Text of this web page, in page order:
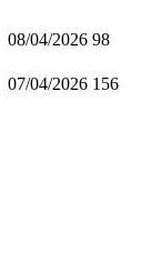
08/04/2026 98
07/04/2026 156